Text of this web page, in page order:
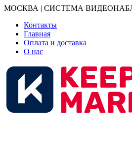
МОСКВА | СИСТЕМА
Контакты
Главная
Оплата и доставка
О нас